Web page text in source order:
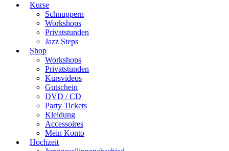
Kurse
Schnuppern
Workshops
Privatstunden
Jazz Steps
Shop
Workshops
Privatstunden
Kursvideos
Gutschein
DVD / CD
Party Tickets
Kleidung
Accessoires
Mein Konto
Hochzeit